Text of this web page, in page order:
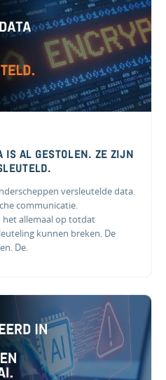
IS AL GESTOLEN. ZE ZIJN
versleutelde data.
communicatie.
het allemaal op totdat
kunnen breken. De
De.